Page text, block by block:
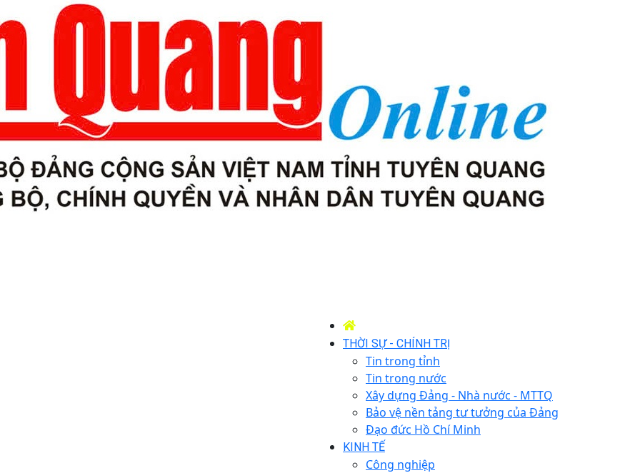
THỜI SỰ - CHÍNH TRỊ
Tin trong tỉnh
Tin trong nước
Xây dựng Đảng - Nhà nước - MTTQ
Bảo vệ nền tảng tư tưởng của Đảng
Đạo đức Hồ Chí Minh
KINH TẾ
Công nghiệp